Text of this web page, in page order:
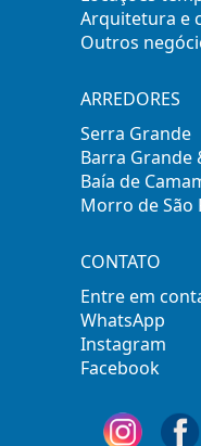
Arquitetura e
Outros
ARREDORES
Serra Grande
Barra Grande
Baía de
Morro de São
CONTATO
Entre em
WhatsApp
Instagram
Facebook